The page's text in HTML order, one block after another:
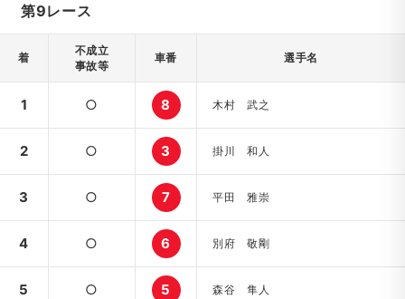
第9レース
着
不成立
事故等
車番 選手名
1 ○ 8 木村 武之
2 ○ 3 掛川 和人
3 ○ 7 平田 雅崇
4 ○ 6 別府 敬剛
5 ○ 5 森谷 隼人